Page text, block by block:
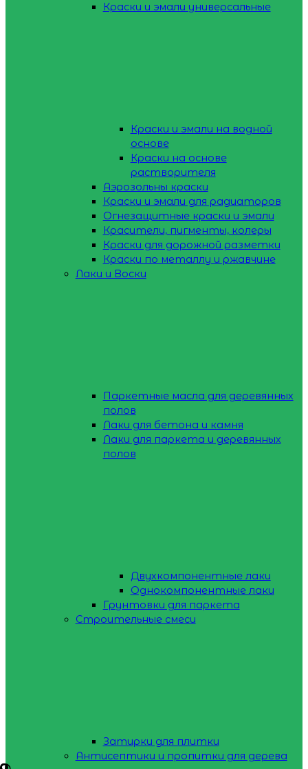
Краски и эмали универсальные
Краски и эмали на водной
основе
Краски на основе
растворителя
Аэрозольны краски
Краски и эмали для радиаторов
Огнезащитные краски и эмали
Красители, пигменты, колеры
Краски для дорожной разметки
Краски по металлу и ржавчине
Лаки и Воски
Паркетные масла для деревянных
полов
Лаки для бетона и камня
Лаки для паркета и деревянных
полов
Двухкомпонентные лаки
Однокомпонентные лаки
Грунтовки для паркета
Строительные смеси
Затирки для плитки
Антисептики и пропитки для дерева